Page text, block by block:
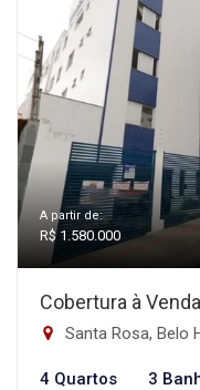
A partir de:
R$ 1.580.000
Cobertura à
Santa Rosa, Belo
4 Quartos 3